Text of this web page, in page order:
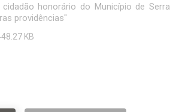
honorário do Município de Serra
providências"
KB